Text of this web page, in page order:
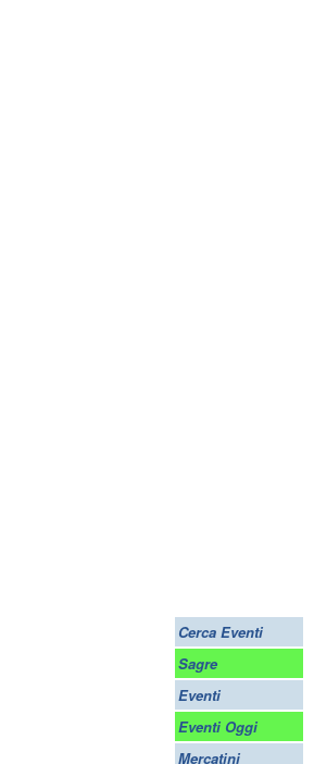
Cerca Eventi
Sagre
Eventi
Eventi Oggi
Mercatini